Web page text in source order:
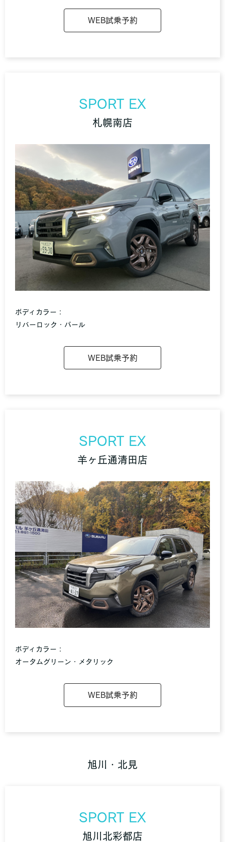
WEB試乗予約
SPORT EX
札幌南店
ボディカラー：
リバーロック・パール
WEB試乗予約
SPORT EX
羊ヶ丘通清田店
ボディカラー：
オータムグリーン・メタリック
WEB試乗予約
旭川・北見
SPORT EX
旭川北彩都店